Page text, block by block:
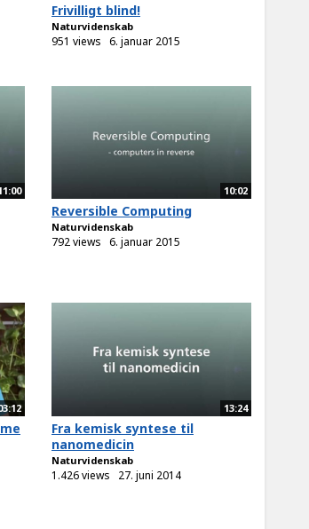
Frivilligt blind!
Naturvidenskab
951 views 6. januar 2015
10:02
Reversible Computing
Naturvidenskab
792 views 6. januar 2015
13:24
Fra kemisk syntese til
nanomedicin
Naturvidenskab
1.426 views 27. juni 2014